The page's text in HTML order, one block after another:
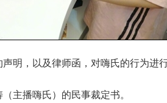
明，以及律师函，对嗨氏的行为进行
主播嗨氏）的民事裁定书。